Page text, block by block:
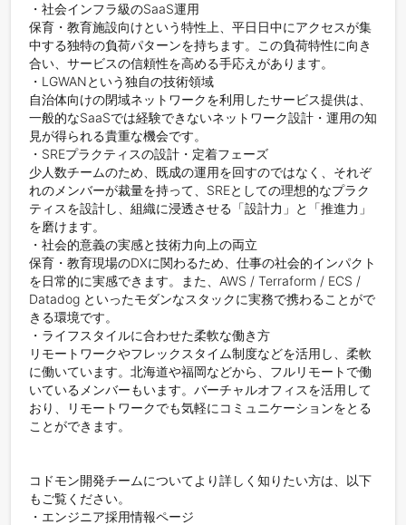
・社会インフラ級のSaaS運用
保育・教育施設向けという特性上、平日日中にアクセスが集
中する独特の負荷パターンを持ちます。この負荷特性に向き
合い、サービスの信頼性を高める手応えがあります。
・LGWANという独自の技術領域
自治体向けの閉域ネットワークを利用したサービス提供は、
一般的なSaaSでは経験できないネットワーク設計・運用の知
見が得られる貴重な機会です。
・SREプラクティスの設計・定着フェーズ
少人数チームのため、既成の運用を回すのではなく、それぞ
れのメンバーが裁量を持って、SREとしての理想的なプラク
ティスを設計し、組織に浸透させる「設計力」と「推進力」
を磨けます。
・社会的意義の実感と技術力向上の両立
保育・教育現場のDXに関わるため、仕事の社会的インパクト
を日常的に実感できます。また、AWS / Terraform / ECS /
Datadog といったモダンなスタックに実務で携わることがで
きる環境です。
・ライフスタイルに合わせた柔軟な働き方
リモートワークやフレックスタイム制度などを活用し、柔軟
に働いています。北海道や福岡などから、フルリモートで働
いているメンバーもいます。バーチャルオフィスを活用して
おり、リモートワークでも気軽にコミュニケーションをとる
ことができます。
コドモン開発チームについてより詳しく知りたい方は、以下
もご覧ください。
・エンジニア採用情報ページ